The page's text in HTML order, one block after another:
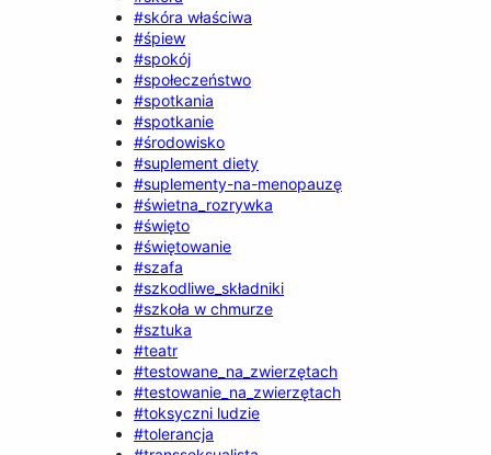
#skóra właściwa
#śpiew
#spokój
#społeczeństwo
#spotkania
#spotkanie
#środowisko
#suplement diety
#suplementy-na-menopauzę
#świetna_rozrywka
#święto
#świętowanie
#szafa
#szkodliwe_składniki
#szkoła w chmurze
#sztuka
#teatr
#testowane_na_zwierzętach
#testowanie_na_zwierzętach
#toksyczni ludzie
#tolerancja